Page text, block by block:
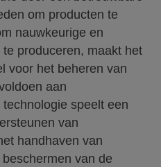
om producten te
nauwkeurige en
produceren, maakt het
voor het beheren van
aan
speelt een
van
handhaven van
van de